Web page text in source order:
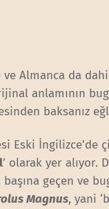
Almanca da
anlamının
baksanız
Eski İngilizce’de
’ olarak yer alıyor.
başına geçen ve
Magnus, yani